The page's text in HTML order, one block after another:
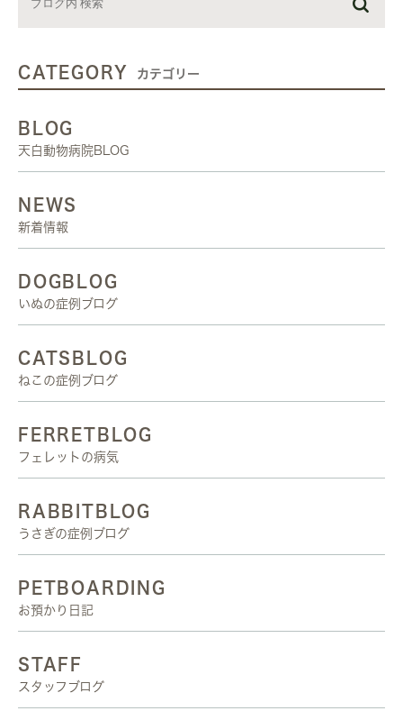
CATEGORY カテゴリー
BLOG
天白動物病院BLOG
NEWS
新着情報
DOGBLOG
いぬの症例ブログ
CATSBLOG
ねこの症例ブログ
FERRETBLOG
フェレットの病気
RABBITBLOG
うさぎの症例ブログ
PETBOARDING
お預かり日記
STAFF
スタッフブログ